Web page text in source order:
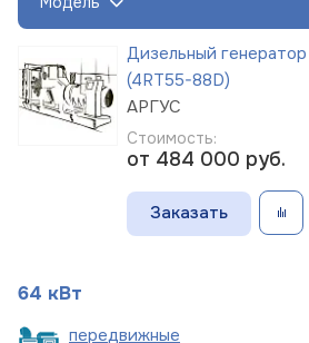
Дизельный
(4RT55-88D)
АРГУС
Стоимость:
от 484 000 руб.
Заказать
64 кВт
передвижные